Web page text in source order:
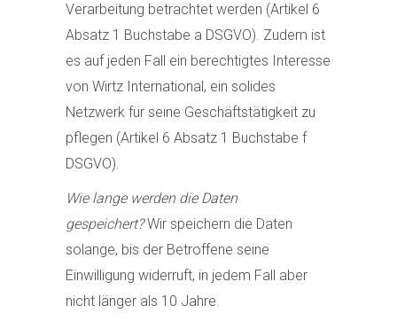
Verarbeitung betrachtet werden (Artikel 6
Absatz 1 Buchstabe a DSGVO). Zudem ist
es auf jeden Fall ein berechtigtes Interesse
von Wirtz International, ein solides
Netzwerk für seine Geschäftstätigkeit zu
pflegen (Artikel 6 Absatz 1 Buchstabe f
DSGVO).
Wie lange werden die Daten
gespeichert?Wir speichern die Daten
solange, bis der Betroffene seine
Einwilligung widerruft, in jedem Fall aber
nicht länger als 10 Jahre.